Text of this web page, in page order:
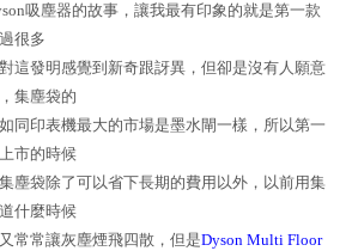
吸塵器的故事，讓我最有印象的就是第一款
很多
這發明感覺到新奇跟訝異，但卻是沒有人願意
集塵袋的
同印表機最大的市場是墨水閘一樣，所以第一
市的時候
塵袋除了可以省下長期的費用以外，以前用集
什麼時候
常常讓灰塵煙飛四散，但是Dyson Multi Floor